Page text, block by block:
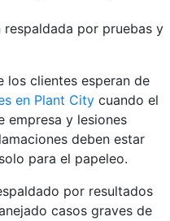
respaldada por pruebas y
los clientes esperan de
en Plant City cuando el
empresa y lesiones
deben estar
para el papeleo.
por resultados
casos graves de